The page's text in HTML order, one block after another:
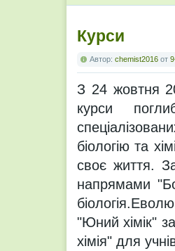
Курси
Автор: chemist2016 от
З 24 жовтня
курси
біологію та
своє життя.
напрямами
"Юний хімік"
хімія" для